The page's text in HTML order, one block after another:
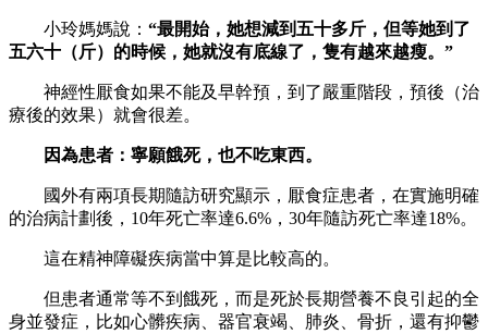
小玲媽媽說： “最開始，她想減到五十多斤，但等她到了
五六十 （斤） 的時候，她就沒有底線了，隻有越來越瘦。”
神經性厭食如果不能及早幹預，到了嚴重階段，預後（治
療後的效果）就會很差。
因為患者：寧願餓死，也不吃東西。
國外有兩項長期隨訪研究顯示，厭食症患者，在實施明確
的治病計劃後，10年死亡率達6.6%，30年隨訪死亡率達18%。
這在精神障礙疾病當中算是比較高的。
但患者通常等不到餓死，而是死於長期營養不良引起的全
身並發症，比如心髒疾病、器官衰竭、肺炎、骨折，還有抑鬱